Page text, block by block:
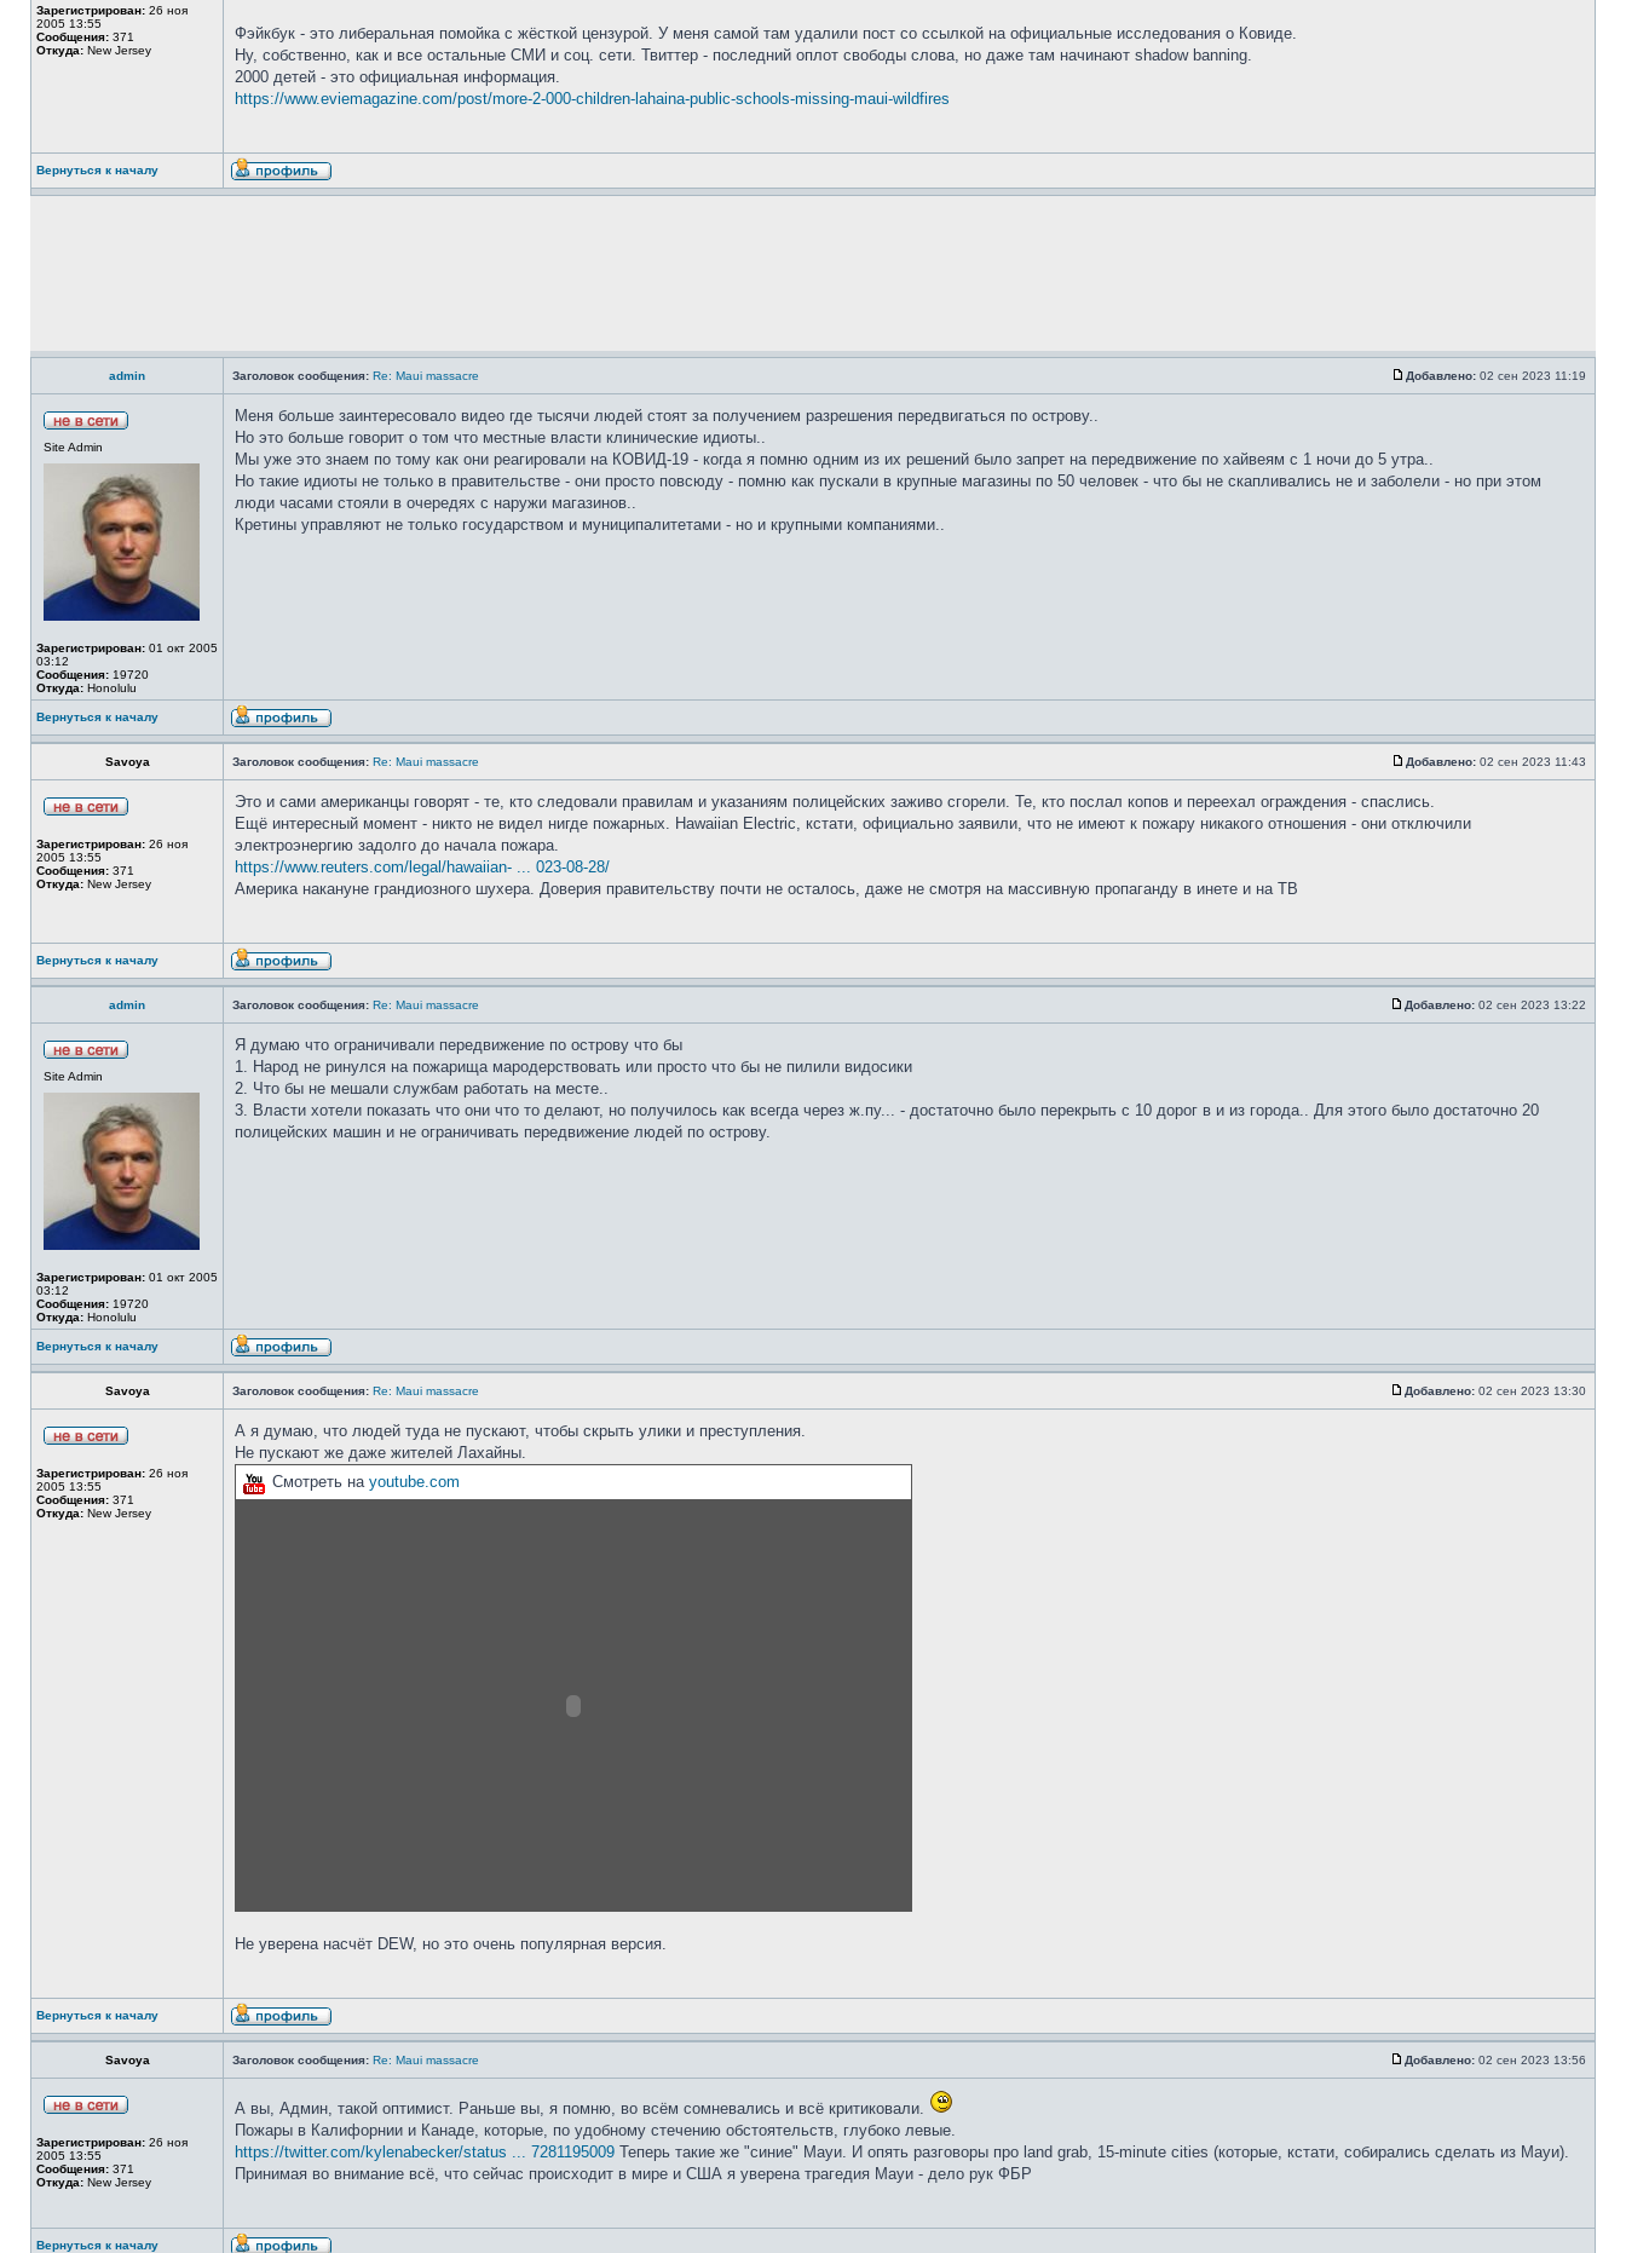
Зарегистрирован: 26 ноя
2005 13:55
Сообщения: 371
Откуда: New Jersey
Фэйкбук - это либеральная помойка с жёсткой цензурой. У меня самой там удалили пост со ссылкой на официальные исследования о Ковиде.
Ну, собственно, как и все остальные СМИ и соц. сети. Твиттер - последний оплот свободы слова, но даже там начинают shadow banning.
2000 детей - это официальная информация.
https://www.eviemagazine.com/post/more-2-000-children-lahaina-public-schools-missing-maui-wildfires
Вернуться к началу
admin Заголовок сообщения: Re: Maui massacre Добавлено: 02 сен 2023 11:19
Site Admin
Зарегистрирован: 01 окт 2005
03:12
Сообщения: 19720
Откуда: Honolulu
Меня больше заинтересовало видео где тысячи людей стоят за получением разрешения передвигаться по острову..
Но это больше говорит о том что местные власти клинические идиоты..
Мы уже это знаем по тому как они реагировали на КОВИД-19 - когда я помню одним из их решений было запрет на передвижение по хайвеям с 1 ночи до 5 утра..
Но такие идиоты не только в правительстве - они просто повсюду - помню как пускали в крупные магазины по 50 человек - что бы не скапливались не и заболели - но при этом
люди часами стояли в очередях с наружи магазинов..
Кретины управляют не только государством и муниципалитетами - но и крупными компаниями..
Вернуться к началу
Savoya Заголовок сообщения: Re: Maui massacre Добавлено: 02 сен 2023 11:43
Зарегистрирован: 26 ноя
2005 13:55
Сообщения: 371
Откуда: New Jersey
Это и сами американцы говорят - те, кто следовали правилам и указаниям полицейских заживо сгорели. Те, кто послал копов и переехал ограждения - спаслись.
Ещё интересный момент - никто не видел нигде пожарных. Hawaiian Electric, кстати, официально заявили, что не имеют к пожару никакого отношения - они отключили
электроэнергию задолго до начала пожара.
https://www.reuters.com/legal/hawaiian- ... 023-08-28/
Америка накануне грандиозного шухера. Доверия правительству почти не осталось, даже не смотря на массивную пропаганду в инете и на ТВ
Вернуться к началу
admin Заголовок сообщения: Re: Maui massacre Добавлено: 02 сен 2023 13:22
Site Admin
Зарегистрирован: 01 окт 2005
03:12
Сообщения: 19720
Откуда: Honolulu
Я думаю что ограничивали передвижение по острову что бы
1. Народ не ринулся на пожарища мародерствовать или просто что бы не пилили видосики
2. Что бы не мешали службам работать на месте..
3. Власти хотели показать что они что то делают, но получилось как всегда через ж.пу... - достаточно было перекрыть с 10 дорог в и из города.. Для этого было достаточно 20
полицейских машин и не ограничивать передвижение людей по острову.
Вернуться к началу
Savoya Заголовок сообщения: Re: Maui massacre Добавлено: 02 сен 2023 13:30
Зарегистрирован: 26 ноя
2005 13:55
Сообщения: 371
Откуда: New Jersey
А я думаю, что людей туда не пускают, чтобы скрыть улики и преступления.
Не пускают же даже жителей Лахайны.
Смотреть на youtube.com
Не уверена насчёт DEW, но это очень популярная версия.
Вернуться к началу
Savoya Заголовок сообщения: Re: Maui massacre Добавлено: 02 сен 2023 13:56
Зарегистрирован: 26 ноя
2005 13:55
Сообщения: 371
Откуда: New Jersey
А вы, Админ, такой оптимист. Раньше вы, я помню, во всём сомневались и всё критиковали.
Пожары в Калифорнии и Канаде, которые, по удобному стечению обстоятельств, глубоко левые.
https://twitter.com/kylenabecker/status ... 7281195009 Теперь такие же "синие" Мауи. И опять разговоры про land grab, 15-minute cities (которые, кстати, собирались сделать из Мауи).
Принимая во внимание всё, что сейчас происходит в мире и США я уверена трагедия Мауи - дело рук ФБР
Вернуться к началу